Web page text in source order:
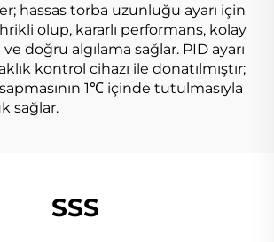
hassas torba uzunluğu ayarı için
olup, kararlı performans, kolay
doğru algılama sağlar. PID ayarı
kontrol cihazı ile donatılmıştır;
1℃ içinde tutulmasıyla
sağlar.
SSS